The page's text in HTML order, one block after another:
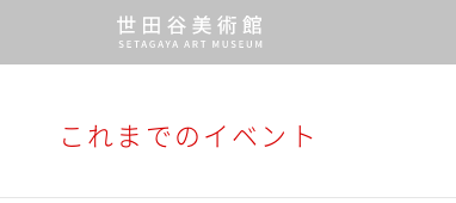
これまでのイベント